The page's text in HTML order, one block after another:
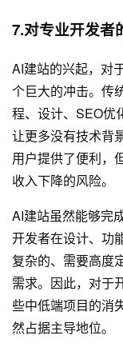
7.对专业开发者
AI建站的兴起，对
个巨大的冲击。传
程、设计、SEO优
让更多没有技术背
用户提供了便利，
收入下降的风险。
AI建站虽然能够完
开发者在设计、功
复杂的、需要高度
需求。因此，对于
些中低端项目的消
然占据主导地位。